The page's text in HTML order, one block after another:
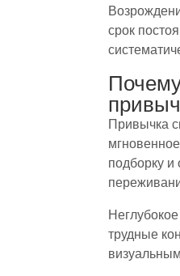
срок
Привычка
подборку и
трудные